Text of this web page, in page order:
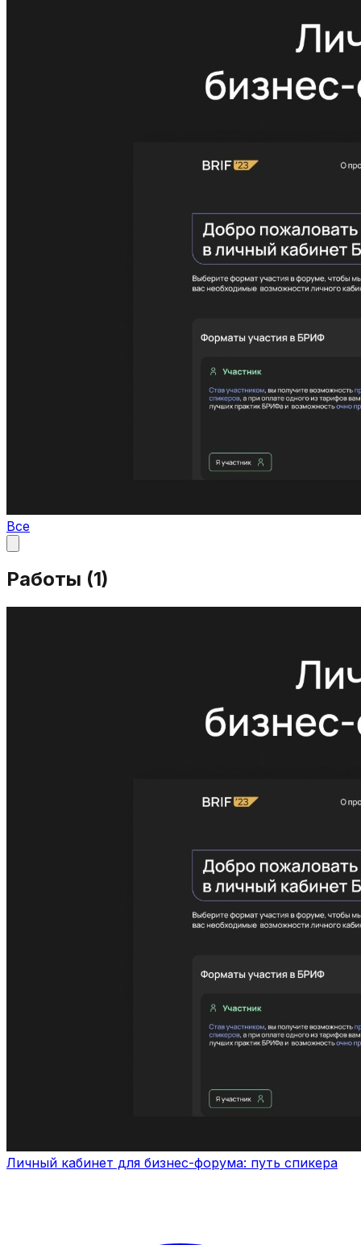
Все
Работы (1)
Личный кабинет для бизнес-форума: путь спикера